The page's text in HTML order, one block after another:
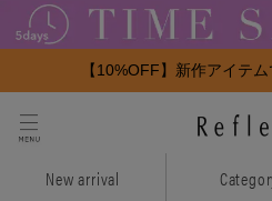
【10%OFF】新作アイテ
New arrival